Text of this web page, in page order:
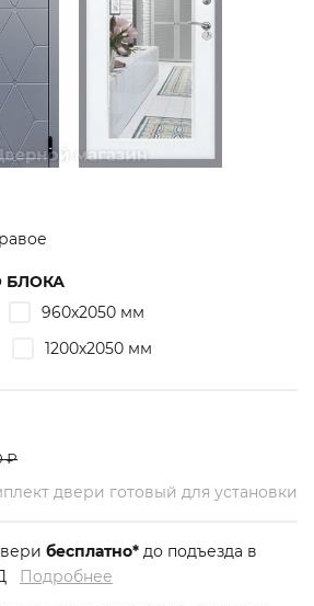
БЛОКА
960х2050 мм
1200х2050 мм
₽
двери готовый для установки
бесплатно* до подъезда в
Подробнее